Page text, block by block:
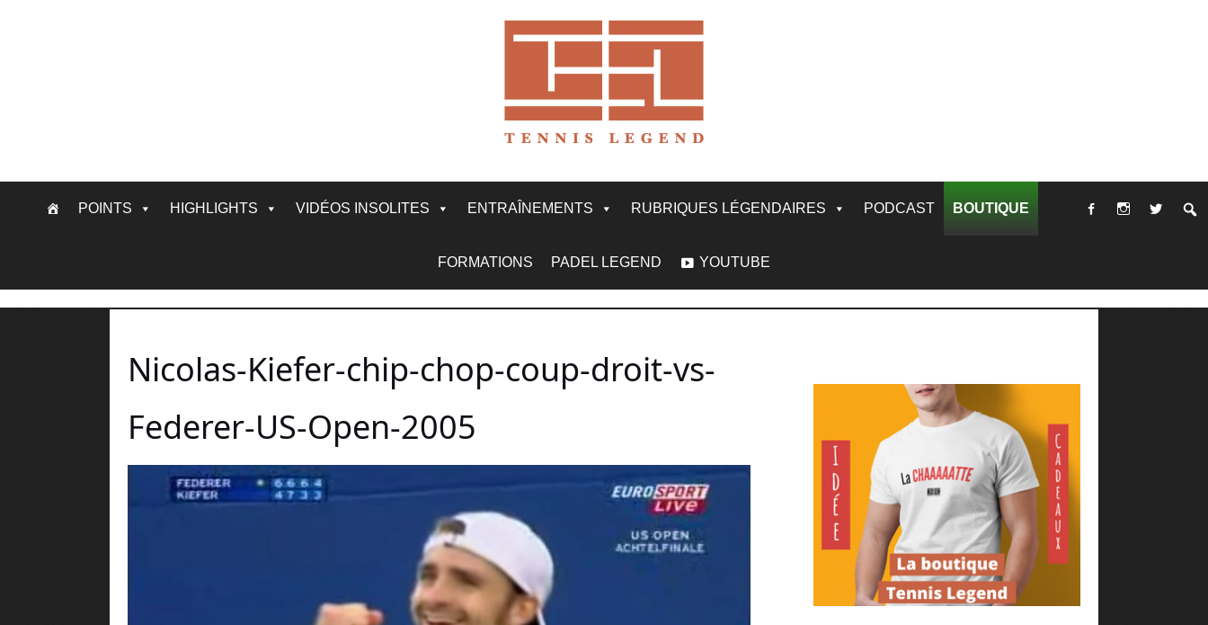
POINTS HIGHLIGHTS VIDÉOS INSOLITES ENTRAÎNEMENTS RUBRIQUES LÉGENDAIRES PODCAST BOUTIQUE
FORMATIONS PADEL LEGEND YOUTUBE
Nicolas-Kiefer-chip-chop-coup-droit-vs-
Federer-US-Open-2005